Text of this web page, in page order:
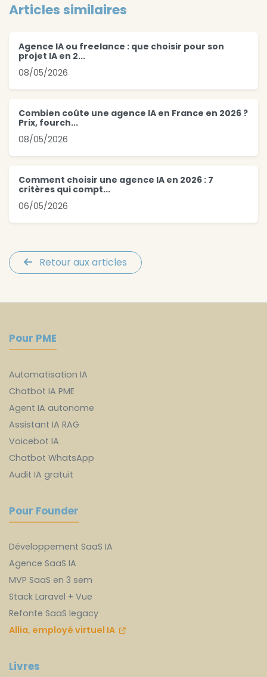
Articles similaires
Agence IA ou freelance : que choisir pour son
projet IA en 2...
08/05/2026
Combien coûte une agence IA en France en 2026 ?
Prix, fourch...
08/05/2026
Comment choisir une agence IA en 2026 : 7
critères qui compt...
06/05/2026
Retour aux articles
Pour PME
Automatisation IA
Chatbot IA PME
Agent IA autonome
Assistant IA RAG
Voicebot IA
Chatbot WhatsApp
Audit IA gratuit
Pour Founder
Développement SaaS IA
Agence SaaS IA
MVP SaaS en 3 sem
Stack Laravel + Vue
Refonte SaaS legacy
Allia, employé virtuel IA
Livres